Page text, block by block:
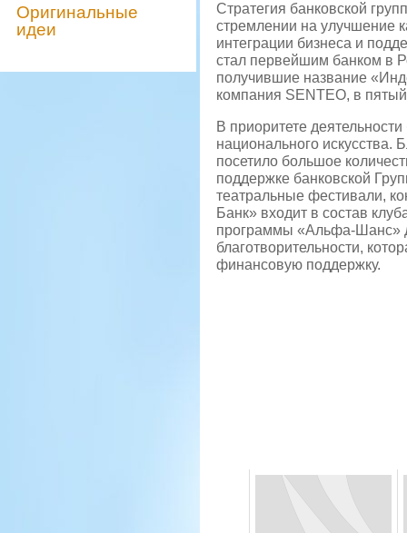
Оригинальные
идеи
Стратегия банковской
стремлении на улучшение
интеграции бизнеса и
стал первейшим банком в
получившие название
компания SENTEO, в
В приоритете
национального искусства.
посетило большое
поддержке банковской
театральные фестивали,
Банк» входит в состав
программы «Альфа-Шанс»
благотворительности,
финансовую поддержку.